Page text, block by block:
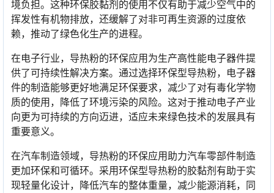
境负担。这种环保胶黏剂的使用不仅有助于减少空气中的
挥发性有机物排放，还缓解了对非可再生资源的过度依
赖，推动了绿色化生产的进程。
在电子行业，导热粉的环保应用为生产高性能电子器件提
供了可持续性解决方案。通过选择环保型导热粉，电子器
件的制造能够更好地满足环保要求，减少了对有毒化学物
质的使用，降低了环境污染的风险。这对于推动电子产业
向更为可持续的方向迈进，适应未来绿色技术的发展具有
重要意义。
在汽车制造领域，导热粉的环保应用助力汽车零部件制造
更加环保和可循环。采用环保型导热粉的胶黏剂有助于实
现轻量化设计，降低汽车的整体重量，减少能源消耗，同